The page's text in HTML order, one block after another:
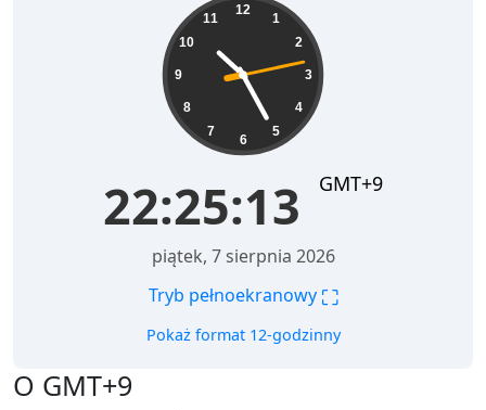
12
1
2
3
4
5
6
7
8
9
10
11
22:25:13 GMT+9
piątek, 7 sierpnia 2026
Tryb pełnoekranowy ⛶
Pokaż format 12-godzinny
O GMT+9